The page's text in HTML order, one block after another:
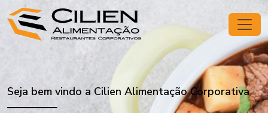
Seja bem vindo a Cilien Alimentação Corporativa